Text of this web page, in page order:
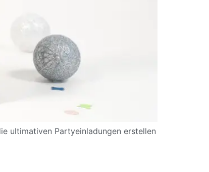
ultimativen Partyeinladungen erstellen